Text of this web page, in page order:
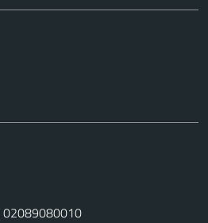
02089080010